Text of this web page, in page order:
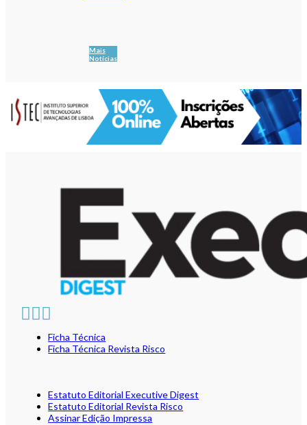
Mais
Notícias
Ficha Técnica
Ficha Técnica Revista Risco
Estatuto Editorial Executive Digest
Estatuto Editorial Revista Risco
Assinar Edição Impressa